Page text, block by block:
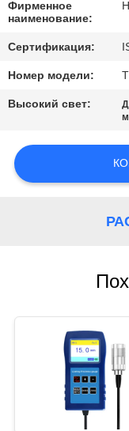
СПРОСИТЕ
ЦИТАТУ
САЙТА
Фирменное
наименование:
Сертификация:
Номер модели:
Высокий свет: